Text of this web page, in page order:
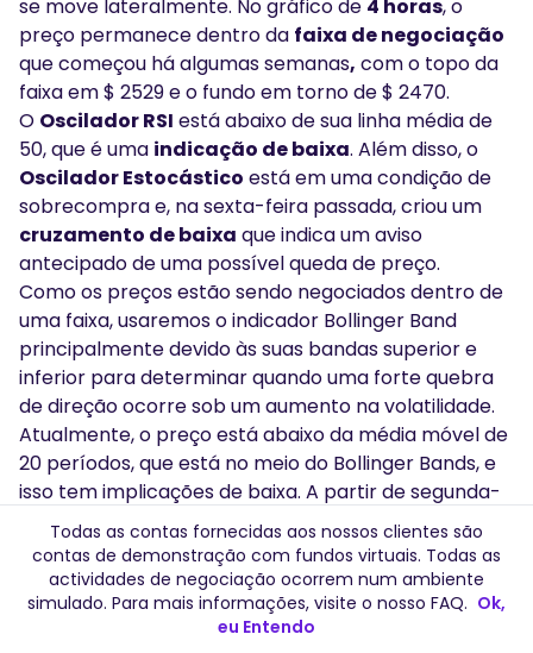
se move lateralmente. No gráfico de 4 horas, o
preço permanece dentro da faixa de negociação
que começou há algumas semanas, com o topo da
faixa em $ 2529 e o fundo em torno de $ 2470.
O Oscilador RSI está abaixo de sua linha média de
50, que é uma indicação de baixa. Além disso, o
Oscilador Estocástico está em uma condição de
sobrecompra e, na sexta-feira passada, criou um
cruzamento de baixa que indica um aviso
antecipado de uma possível queda de preço.
Como os preços estão sendo negociados dentro de
uma faixa, usaremos o indicador Bollinger Band
principalmente devido às suas bandas superior e
inferior para determinar quando uma forte quebra
de direção ocorre sob um aumento na volatilidade.
Atualmente, o preço está abaixo da média móvel de
20 períodos, que está no meio do Bollinger Bands, e
isso tem implicações de baixa. A partir de segunda-
feira, se o preço continuar abaixo do período 20 e se
mover para baixo, a primeira área de apoio será a
baixa da semana anterior, em torno de $2471. Este é
considerado um nível chave de apoio, porque
Banda Inferior
Todas as contas fornecidas aos nossos clientes são
contas de demonstração com fundos virtuais. Todas as
actividades de negociação ocorrem num ambiente
simulado. Para mais informações, visite o nosso FAQ. Ok,
eu Entendo